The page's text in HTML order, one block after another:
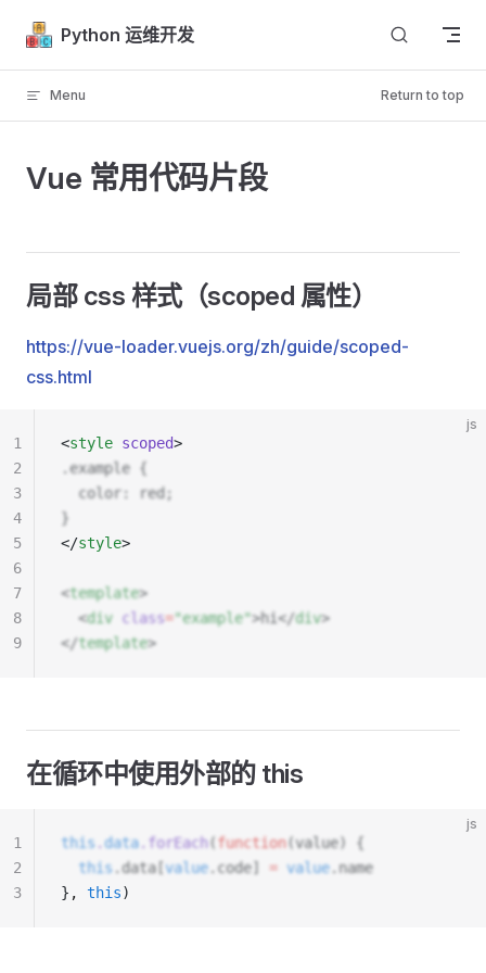
Skip to content
Python 运维开发
Menu Return to top
Vue 常用代码片段
局部 css 样式（scoped 属性）
https://vue-loader.vuejs.org/zh/guide/scoped-
css.html
js
<style scoped>
.example {
  color: red;
}
</style>
<template>
  <
div class="example">hi</div>
</template>
1
2
3
4
5
6
7
8
9
在循环中使用外部的 this
js
this.data.forEach( function(value) {
  this
.data[ value.code] = value.name
} , this)
1
2
3